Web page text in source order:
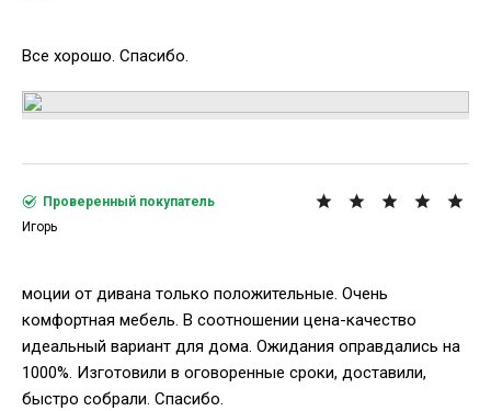
Все хорошо. Спасибо.
моции от дивана только положительные. Очень
комфортная мебель. В соотношении цена-качество
идеальный вариант для дома. Ожидания оправдались на
1000%. Изготовили в оговоренные сроки, доставили,
быстро собрали. Спасибо.
Проверенный покупатель
Игорь